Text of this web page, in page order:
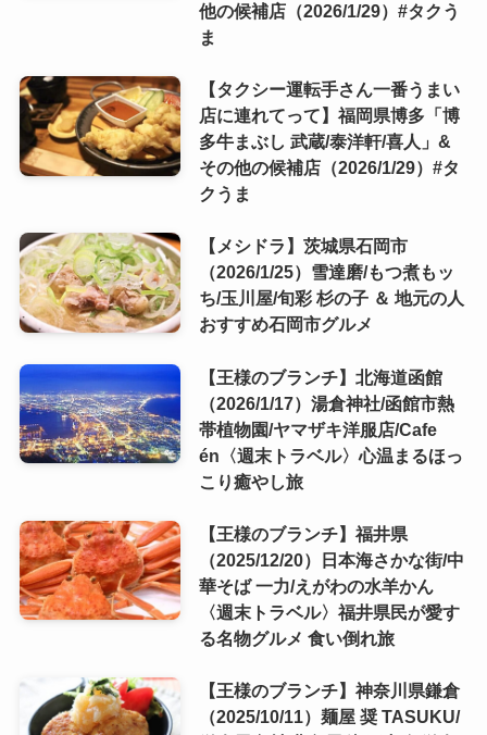
他の候補店（2026/1/29）#タクう
ま
【タクシー運転手さん一番うまい
店に連れてって】福岡県博多「博
多牛まぶし 武蔵/泰洋軒/喜人」&
その他の候補店（2026/1/29）#タ
クうま
【メシドラ】茨城県石岡市
（2026/1/25）雪達磨/もつ煮もッ
ち/玉川屋/旬彩 杉の子 ＆ 地元の人
おすすめ石岡市グルメ
【王様のブランチ】北海道函館
（2026/1/17）湯倉神社/函館市熱
帯植物園/ヤマザキ洋服店/Cafe
én〈週末トラベル〉心温まるほっ
こり癒やし旅
【王様のブランチ】福井県
（2025/12/20）日本海さかな街/中
華そば 一力/えがわの水羊かん
〈週末トラベル〉福井県民が愛す
る名物グルメ 食い倒れ旅
【王様のブランチ】神奈川県鎌倉
（2025/10/11）麺屋 奨 TASUKU/